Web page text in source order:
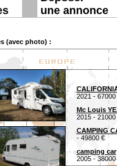
une annonce
(avec photo) :
2021 - 67000
Mc Louis
2015 - 21000
CAMPING
- 49800 €
camping car
2005 - 38000